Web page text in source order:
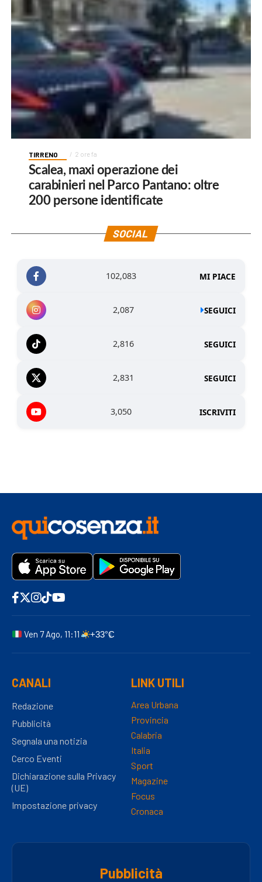
TIRRENO 2 ore fa
Scalea, maxi operazione dei
carabinieri nel Parco Pantano: oltre
200 persone identificate
SOCIAL
102,083 MI PIACE
2,087 SEGUICI
2,816 SEGUICI
2,831 SEGUICI
3,050 ISCRIVITI
Ven 7 Ago, 11:11 +33°C
CANALI
Redazione
Pubblicità
Segnala una notizia
Cerco Eventi
Dichiarazione sulla Privacy
(UE)
Impostazione privacy
LINK UTILI
Area Urbana
Provincia
Calabria
Italia
Sport
Magazine
Focus
Cronaca
Pubblicità